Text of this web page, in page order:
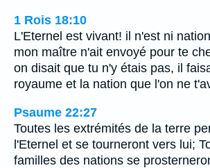
1 Rois 18:10
L'Eternel est vivant! il n'est ni
mon maître n'ait envoyé pour te
on disait que tu n'y étais pas, il
royaume et la nation que l'on ne
Psaume 22:27
Toutes les extrémités de la terre
l'Eternel et se tourneront vers lui;
familles des nations se